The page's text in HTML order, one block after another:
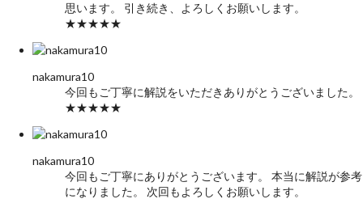
思います。 引き続き、よろしくお願いします。
★★★★★
nakamura10
今回もご丁寧に解説をいただきありがとうございました。
★★★★★
nakamura10
今回もご丁寧にありがとうございます。 本当に解説が参考
になりました。 次回もよろしくお願いします。